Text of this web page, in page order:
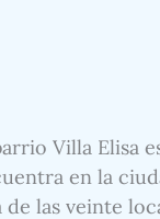
Villa Elisa
en la
de las veinte